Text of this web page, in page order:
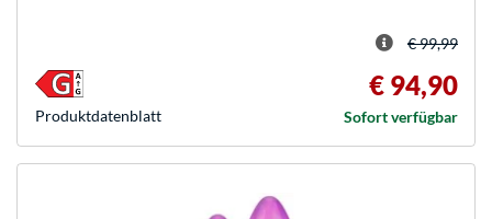
€ 99,99
€ 94,90
Sofort verfügbar
Produkt­datenblatt